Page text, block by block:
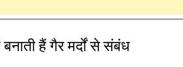
हैं गैर मर्दों से संबंध